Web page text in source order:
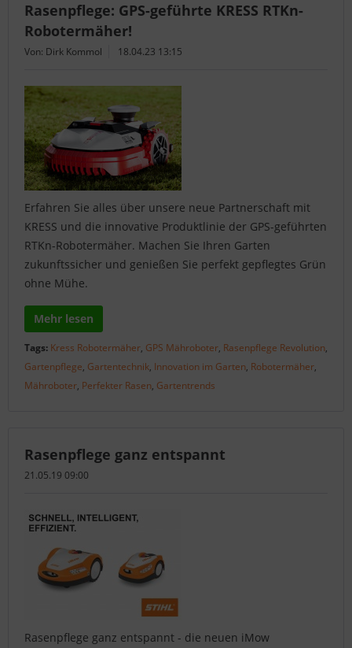
Rasenpflege: GPS-geführte KRESS RTKn-
Robotermäher!
Von: Dirk Kommol 18.04.23 13:15
Erfahren Sie alles über unsere neue Partnerschaft mit
KRESS und die innovative Produktlinie der GPS-geführten
RTKn-Robotermäher. Machen Sie Ihren Garten
zukunftssicher und genießen Sie perfekt gepflegtes Grün
ohne Mühe.
Mehr lesen
Tags: Kress Robotermäher, GPS Mähroboter, Rasenpflege Revolution,
Gartenpflege, Gartentechnik, Innovation im Garten, Robotermäher,
Mähroboter, Perfekter Rasen, Gartentrends
Rasenpflege ganz entspannt
21.05.19 09:00
Rasenpflege ganz entspannt - die neuen iMow